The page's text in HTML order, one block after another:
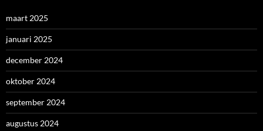
maart 2025
januari 2025
december 2024
oktober 2024
september 2024
augustus 2024